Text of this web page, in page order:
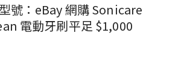
號：eBay 網購 Sonicare
電動牙刷平足 $1,000